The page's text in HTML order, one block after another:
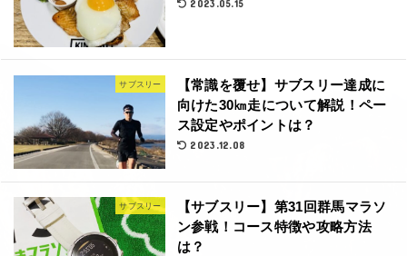
2023.05.15
サブスリー
【常識を覆せ】サブスリー達成に
向けた30㎞走について解説！ペー
ス設定やポイントは？
2023.12.08
サブスリー
【サブスリー】第31回群馬マラソ
ン参戦！コース特徴や攻略方法
は？